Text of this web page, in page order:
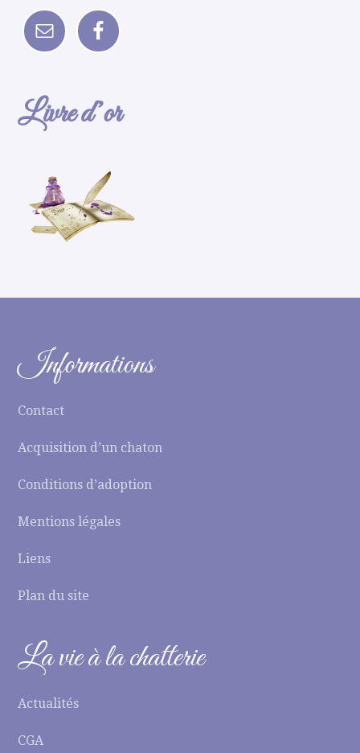
Livre d’or
Informations
Contact
Acquisition d’un chaton
Conditions d’adoption
Mentions légales
Liens
Plan du site
La vie à la chatterie
Actualités
CGA